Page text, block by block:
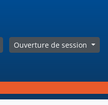
Search in browse page
Ouverture de session